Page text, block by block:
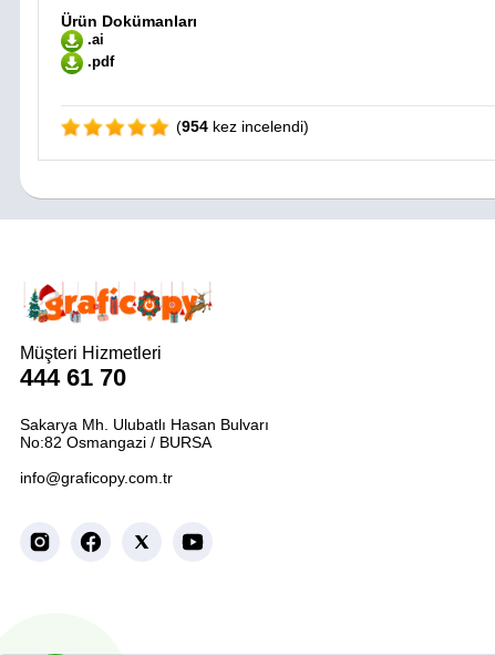
Ürün Dokümanları
.ai
.pdf
(954 kez incelendi)
Müşteri Hizmetleri
444 61 70
Sakarya Mh. Ulubatlı Hasan Bulvarı
No:82 Osmangazi / BURSA
info@graficopy.com.tr